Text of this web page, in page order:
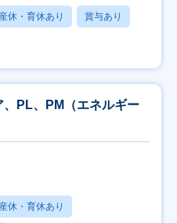
産休・育休あり 賞与あり
、PL、PM（エネルギー
産休・育休あり